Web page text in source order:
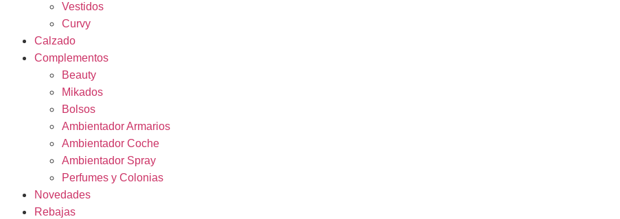
Vestidos
Curvy
Calzado
Complementos
Beauty
Mikados
Bolsos
Ambientador Armarios
Ambientador Coche
Ambientador Spray
Perfumes y Colonias
Novedades
Rebajas